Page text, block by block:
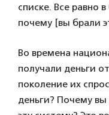
списке. Все равно
почему [вы брали
Во времена
получали деньги
поколение их
деньги? Почему